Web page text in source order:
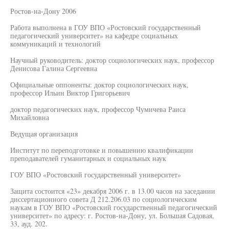
Ростов-на-Дону 2006
Работа выполнена в ГОУ ВПО «Ростовский государственный
педагогический университет» на кафедре социальных
коммуникаций и технологий
Научный руководитель: доктор социологических наук, профессор
Денисова Галина Сергеевна
Официальные оппоненты: доктор социологических наук,
профессор Ильин Виктор Григорьевич
доктор педагогических наук, профессор Чумичева Раиса
Михайловна
Ведущая организация
Институт по переподготовке и повышению квалификации
преподавателей гуманитарных и социальных наук
ГОУ ВПО «Ростовский государственный университет»
Защита состоится «23» декабря 2006 г. в 13.00 часов на заседании
диссертационного совета Д 212.206.03 по социологическим
наукам в ГОУ ВПО «Ростовский государственный педагогический
университет» по адресу: г. Ростов-на-Дону, ул. Большая Садовая,
33, ауд. 202.